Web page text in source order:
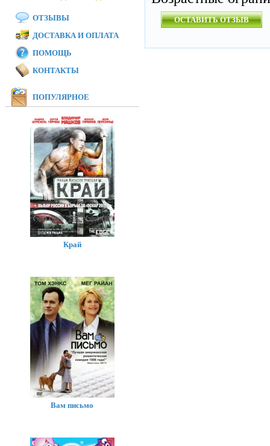
ОСТАВИТЬ ОТЗЫВ
ОТЗЫВЫ
ДОСТАВКА И ОПЛАТА
ПОМОЩЬ
КОНТАКТЫ
ПОПУЛЯРНОЕ
Край
Вам письмо